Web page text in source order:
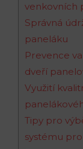
venkovních
Správná
paneláku
Prevence
dveří
Využití
Tipy pro
systému